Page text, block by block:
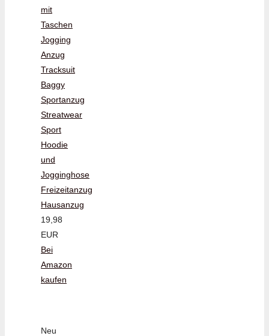
mit
Taschen
Jogging
Anzug
Tracksuit
Baggy
Sportanzug
Streatwear
Sport
Hoodie
und
Jogginghose
Freizeitanzug
Hausanzug
19,98
EUR
Bei
Amazon
kaufen
Neu